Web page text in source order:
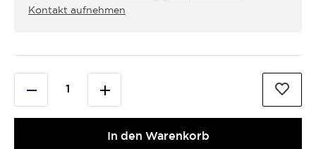
Kontakt aufnehmen
In den Warenkorb